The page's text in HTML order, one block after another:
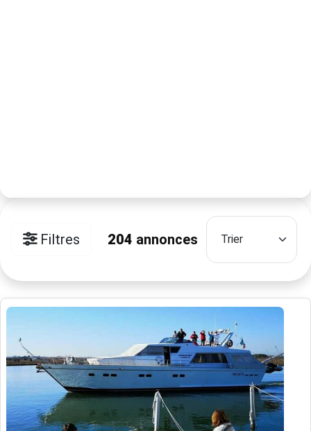
Filtres 204 annonces